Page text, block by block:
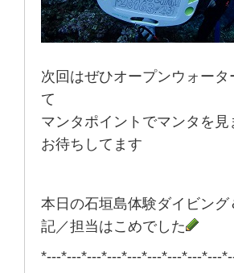
次回はぜひオープンウォー
て
マンタポイントでマンタを見
お待ちしてます
本日の石垣島体験ダイビン
記／担当はこめでした
*---*---*---*---*---*---*---*---*---